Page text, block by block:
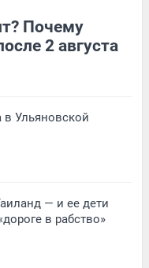
Почему
2 августа
в Ульяновской
— и ее дети
в рабство»